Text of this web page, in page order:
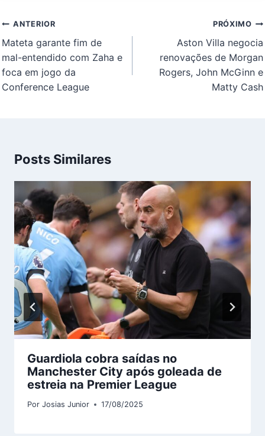
Navegação
de
Post
ANTERIOR
Mateta garante fim de
mal-entendido com Zaha e
foca em jogo da
Conference League
PRÓXIMO
Aston Villa negocia
renovações de Morgan
Rogers, John McGinn e
Matty Cash
Posts Similares
Guardiola cobra saídas no
Manchester City após goleada de
estreia na Premier League
Por Josias Junior 17/08/2025